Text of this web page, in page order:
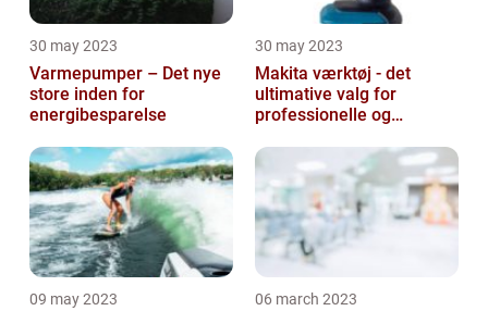
30 may 2023
Varmepumper – Det nye
store inden for
energibesparelse
30 may 2023
Makita værktøj - det
ultimative valg for
professionelle og
selv'ere
09 may 2023 06 march 2023